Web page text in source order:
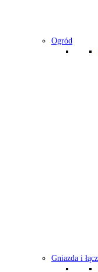
Ogród
Gniazda i